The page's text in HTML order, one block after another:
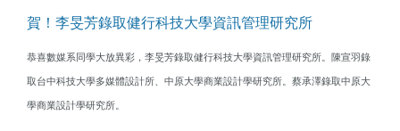
賀！李旻芳錄取健行科技大學資訊管理研究所
恭喜數媒系同學大放異彩，李旻芳錄取健行科技大學資訊管理研究所。陳宣羽錄
取台中科技大學多媒體設計所、中原大學商業設計學研究所。蔡承澤錄取中原大
學商業設計學研究所。